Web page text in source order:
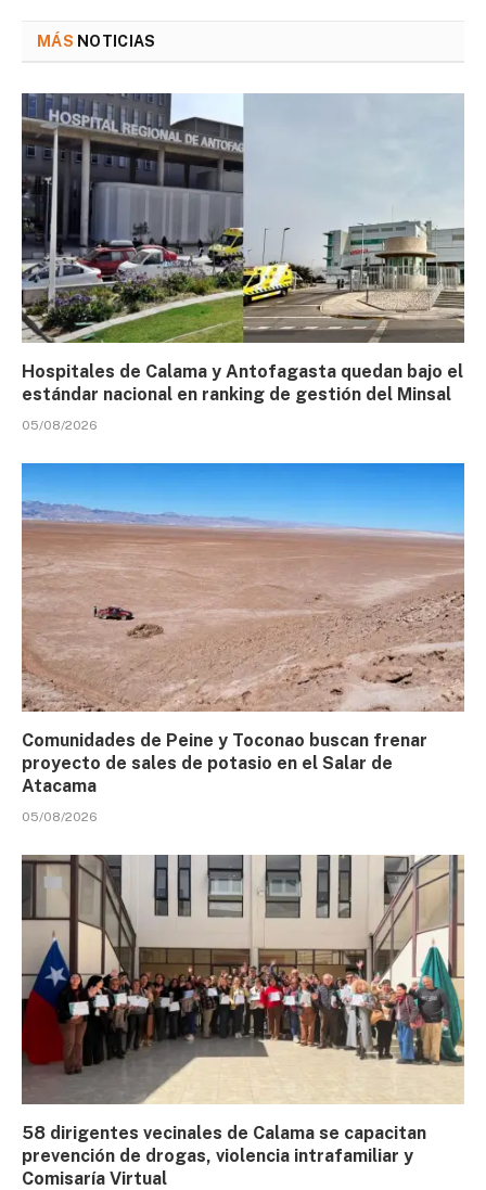
MÁS NOTICIAS
Hospitales de Calama y Antofagasta quedan bajo el
estándar nacional en ranking de gestión del Minsal
05/08/2026
Comunidades de Peine y Toconao buscan frenar
proyecto de sales de potasio en el Salar de
Atacama
05/08/2026
58 dirigentes vecinales de Calama se capacitan
prevención de drogas, violencia intrafamiliar y
Comisaría Virtual